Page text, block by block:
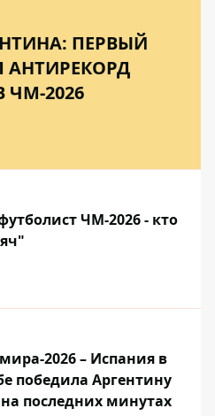
ПЕРВЫЙ
2026
ЧМ-2026 - кто
2026 – Испания в
победила Аргентину
последних минутах